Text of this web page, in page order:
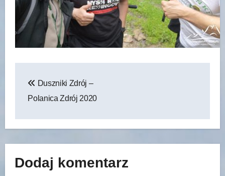
wpisu
Duszniki Zdrój –
Polanica Zdrój 2020
Dodaj komentarz